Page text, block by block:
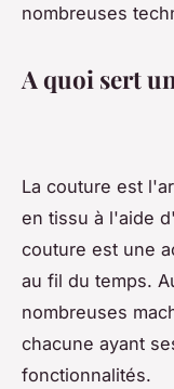
nombreuses
A quoi sert
La couture est
en tissu à l'aide
couture est une
au fil du temps.
nombreuses
chacune ayant
fonctionnalités.